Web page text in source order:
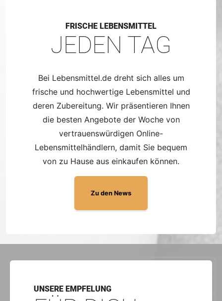
FRISCHE LEBENSMITTEL
JEDEN TAG
Bei Lebensmittel.de dreht sich alles um
frische und hochwertige Lebensmittel und
deren Zubereitung. Wir präsentieren Ihnen
die besten Angebote der Woche von
vertrauenswürdigen Online-
Lebensmittelhändlern, damit Sie bequem
von zu Hause aus einkaufen können.
Zu den News
UNSERE EMPFELUNG